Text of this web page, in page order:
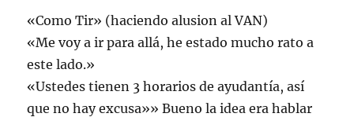
«Como Tir» (haciendo alusion al VAN)
«Me voy a ir para allá, he estado mucho rato a
este lado.»
«Ustedes tienen 3 horarios de ayudantía, así
que no hay excusa»» Bueno la idea era hablar